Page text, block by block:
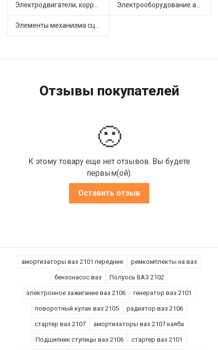
Электродвигатели, корректоры и приводы автомобильн (22) Электрооборудование автомобилей (25)
Элементы механизма сцепления (63)
Отзывы покупателей
🙁
К этому товару еще нет отзывов. Вы будете
первым(ой).
Оставить отзыв
амортизаторы ваз 2101 передние ремкомплекты на ваз
бензонасос ваз Полуось ВАЗ 2102
электронное зажигание ваз 2106 генератор ваз 2101
поворотный кулак ваз 2105 радиатор ваз 2106
стартер ваз 2107 амортизаторы ваз 2107 каяба
Подшипник ступицы ваз 2106 стартер ваз 2101